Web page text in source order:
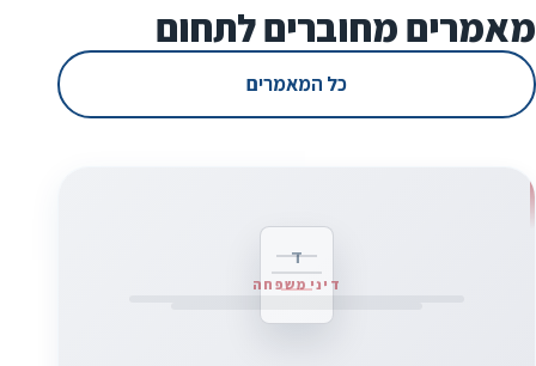
מאמרים מחוברים לתחום
כל המאמרים
ד
דיני משפחה